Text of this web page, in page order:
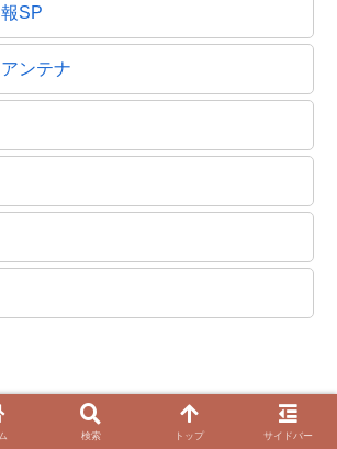
SP
ンテナ
て
プライバシーポリシー
検索 トップ サイドバー